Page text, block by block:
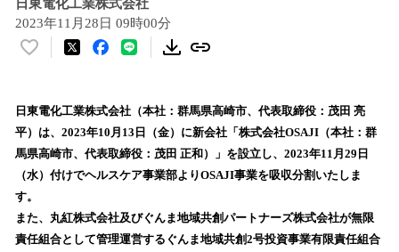
日東電化工業株式会社
2023年11月28日 09時00分
い
！
数
を
読
み
込
み
中
日東電化工業株式会社（本社：群馬県高崎市、代表取締役：茂田 亮
平）は、2023年10月13日（金）に新会社「株式会社OSAJI（本社：群
馬県高崎市、代表取締役：茂田 正和）」を設立し、2023年11月29日
（水）付けでヘルスケア事業部よりOSAJI事業を吸収分割いたしま
す。
また、丸紅株式会社及びぐんま地域共創パートナーズ株式会社が無限
責任組合として管理運営するぐんま地域共創2号投資事業有限責任組合